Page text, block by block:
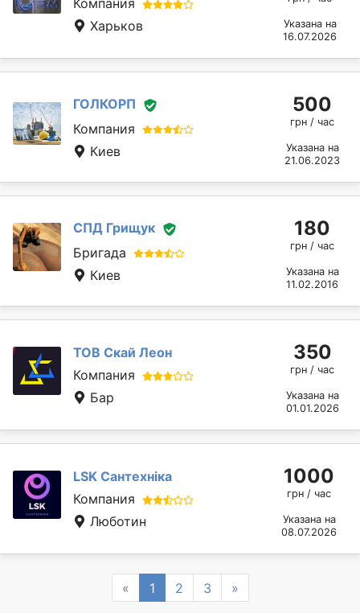
Компания
Харьков
Указана на
16.07.2026
ГОЛКОРП
Компания
Киев
500
грн / час
Указана на
21.06.2023
СПД Грищук
Бригада
Киев
180
грн / час
Указана на
11.02.2016
ТОВ Скай Леон
Компания
Бар
350
грн / час
Указана на
01.01.2026
LSK Сантехніка
Компания
Люботин
1000
грн / час
Указана на
08.07.2026
« Previous
1 2 3 »Next